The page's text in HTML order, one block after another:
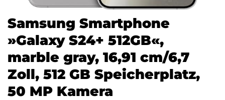
Samsung Smartphone
»Galaxy S24+ 512GB«,
marble gray, 16,91 cm/6,7
Zoll, 512 GB Speicherplatz,
50 MP Kamera